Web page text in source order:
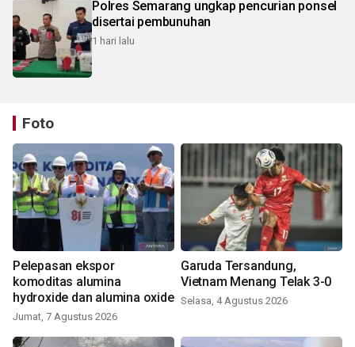
Polres Semarang ungkap pencurian ponsel
disertai pembunuhan
1 hari lalu
Foto
Pelepasan ekspor
komoditas alumina
hydroxide dan alumina oxide
Jumat, 7 Agustus 2026
Garuda Tersandung,
Vietnam Menang Telak 3-0
Selasa, 4 Agustus 2026